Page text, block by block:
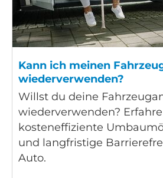
Kann ich meinen
wiederverwenden?
Willst du deine
wiederverwenden?
kosteneffiziente
und langfristige
Auto.